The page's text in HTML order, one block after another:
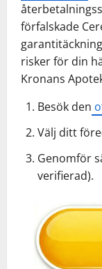
förfalskade
risker för din
Kronans
Besök den
Välj ditt
Genomför
verifierad).